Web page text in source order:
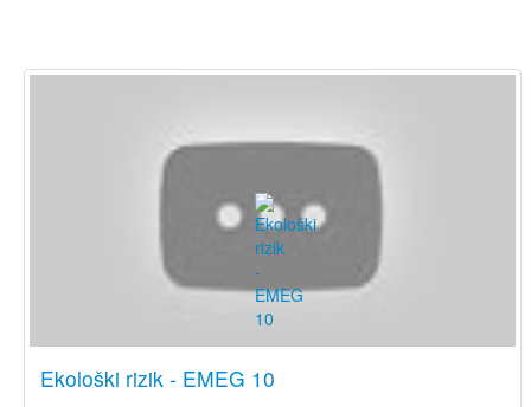
Ekološki rizik - EMEG 10